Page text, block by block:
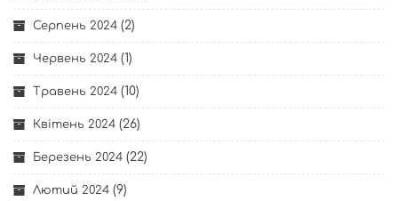
Серпень 2024 (2)
Червень 2024 (1)
Травень 2024 (10)
Квітень 2024 (26)
Березень 2024 (22)
Лютий 2024 (9)